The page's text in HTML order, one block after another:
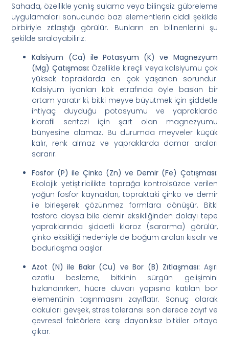
Sahada, özellikle yanlış sulama veya bilinçsiz gübreleme
uygulamaları sonucunda bazı elementlerin ciddi şekilde
birbiriyle zıtlaştığı görülür. Bunların en bilinenlerini şu
şekilde sıralayabiliriz:
Kalsiyum (Ca) ile Potasyum (K) ve Magnezyum
(Mg) Çatışması: Özellikle kireçli veya kalsiyumu çok
yüksek topraklarda en çok yaşanan sorundur.
Kalsiyum iyonları kök etrafında öyle baskın bir
ortam yaratır ki; bitki meyve büyütmek için şiddetle
ihtiyaç duyduğu potasyumu ve yapraklarda
klorofil sentezi için şart olan magnezyumu
bünyesine alamaz. Bu durumda meyveler küçük
kalır, renk almaz ve yapraklarda damar araları
sararır.
Fosfor (P) ile Çinko (Zn) ve Demir (Fe) Çatışması:
Ekolojik yetiştiricilikte toprağa kontrolsüzce verilen
yoğun fosfor kaynakları, topraktaki çinko ve demir
ile birleşerek çözünmez formlara dönüşür. Bitki
fosfora doysa bile demir eksikliğinden dolayı tepe
yapraklarında şiddetli kloroz (sararma) görülür,
çinko eksikliği nedeniyle de boğum araları kısalır ve
bodurlaşma başlar.
Azot (N) ile Bakır (Cu) ve Bor (B) Zıtlaşması: Aşırı
azotlu besleme, bitkinin sürgün gelişimini
hızlandırırken, hücre duvarı yapısına katılan bor
elementinin taşınmasını zayıflatır. Sonuç olarak
dokuları gevşek, stres toleransı son derece zayıf ve
çevresel faktörlere karşı dayanıksız bitkiler ortaya
çıkar.